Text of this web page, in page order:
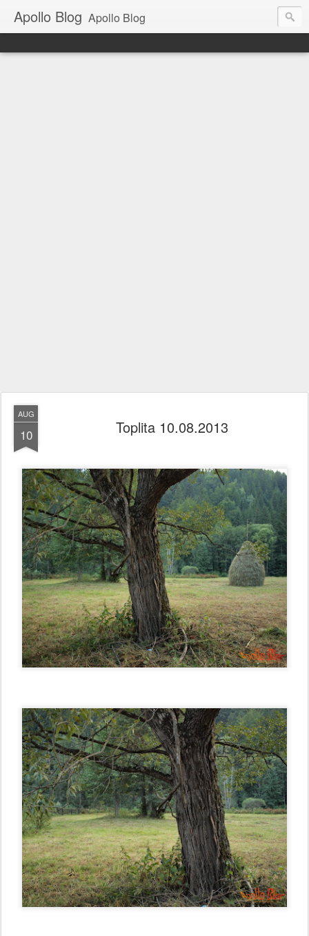
Apollo Blog Apollo Blog
AUG
10 Toplita 10.08.2013